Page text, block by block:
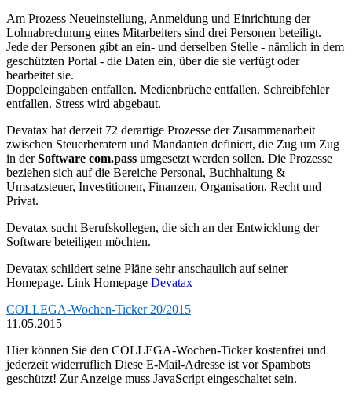
Am Prozess Neueinstellung, Anmeldung und Einrichtung der
Lohnabrechnung eines Mitarbeiters sind drei Personen beteiligt.
Jede der Personen gibt an ein- und derselben Stelle - nämlich in dem
geschützten Portal - die Daten ein, über die sie verfügt oder
bearbeitet sie.
Doppeleingaben entfallen. Medienbrüche entfallen. Schreibfehler
entfallen. Stress wird abgebaut.
Devatax hat derzeit 72 derartige Prozesse der Zusammenarbeit
zwischen Steuerberatern und Mandanten definiert, die Zug um Zug
in derSoftware com.pass umgesetzt werden sollen. Die Prozesse
beziehen sich auf die Bereiche Personal, Buchhaltung &
Umsatzsteuer, Investitionen, Finanzen, Organisation, Recht und
Privat.
Devatax sucht Berufskollegen, die sich an der Entwicklung der
Software beteiligen möchten.
Devatax schildert seine Pläne sehr anschaulich auf seiner
Homepage. Link Homepage Devatax
COLLEGA-Wochen-Ticker 20/2015
11.05.2015
Hier können Sie den COLLEGA-Wochen-Ticker kostenfrei und
jederzeit widerruflich Diese E-Mail-Adresse ist vor Spambots
geschützt! Zur Anzeige muss JavaScript eingeschaltet sein.